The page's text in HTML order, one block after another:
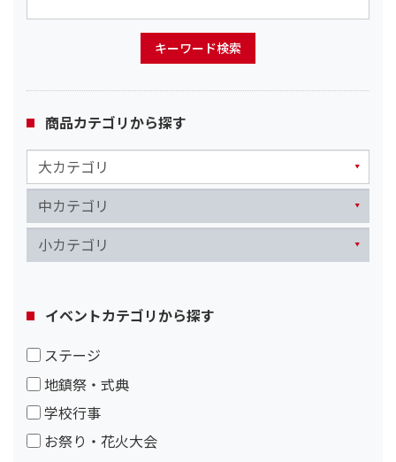
商品カテゴリから探す
イベントカテゴリから探す
ステージ
地鎮祭・式典
学校行事
お祭り・花火大会